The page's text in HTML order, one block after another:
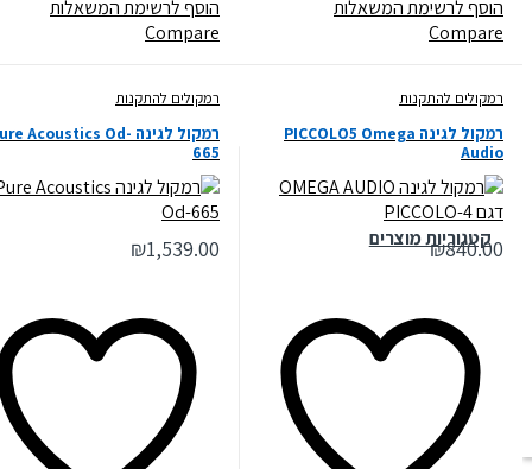
קטגוריות מוצרים
הוסף לרשימת המשאלות
Compare
הוסף לרשימת המשאלות
Compare
רמקולים להתקנות
רמקול לגינה PICCOLO5 Omega
Audio
₪840.00
רמקולים להתקנות
רמקול לגינה Pure Acoustics Od-
665
₪1,539.00